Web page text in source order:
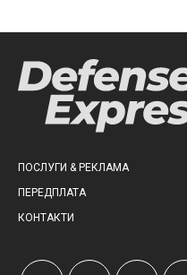
ПОСЛУГИ & РЕКЛАМА
ПЕРЕДПЛАТА
КОНТАКТИ